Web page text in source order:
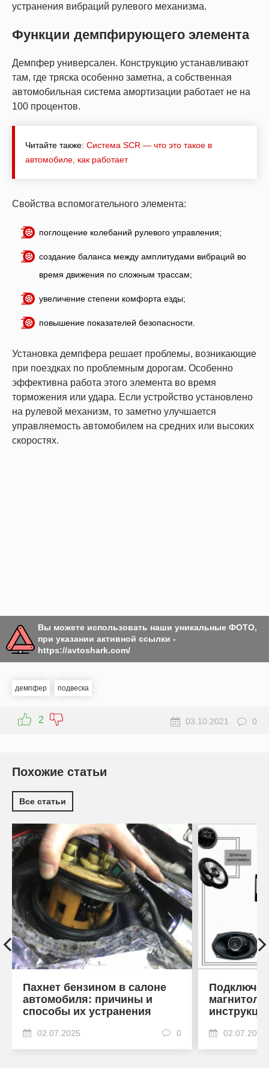
устранения вибраций рулевого механизма.
Функции демпфирующего элемента
Демпфер универсален. Конструкцию устанавливают
там, где тряска особенно заметна, а собственная
автомобильная система амортизации работает не на
100 процентов.
Читайте также: Система SCR — что это такое в
автомобиле, как работает
Свойства вспомогательного элемента:
поглощение колебаний рулевого управления;
создание баланса между амплитудами вибраций во
время движения по сложным трассам;
увеличение степени комфорта езды;
повышение показателей безопасности.
Установка демпфера решает проблемы, возникающие
при поездках по проблемным дорогам. Особенно
эффективна работа этого элемента во время
торможения или удара. Если устройство установлено
на рулевой механизм, то заметно улучшается
управляемость автомобилем на средних или высоких
скоростях.
Вы можете использовать наши уникальные ФОТО,
при указании активной ссылки -
https://avtoshark.com/
демпфер подвеска
2 03.10.2021 0
Похожие статьи
Все статьи
Пахнет бензином в салоне
автомобиля: причины и
способы их устранения
02.07.2025 0 02.07.2025